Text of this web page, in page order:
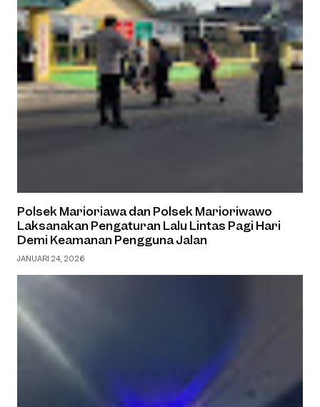
Polsek Marioriawa dan Polsek Marioriwawo
Laksanakan Pengaturan Lalu Lintas Pagi Hari
Demi Keamanan Pengguna Jalan
JANUARI 24, 2026